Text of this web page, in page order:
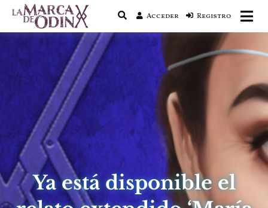
La Marca de Odín
La saga literaria transmedia que fusiona
actualidad con mitología nórdica y
ciencia ficción
Acceder Registro
Ya está disponible el